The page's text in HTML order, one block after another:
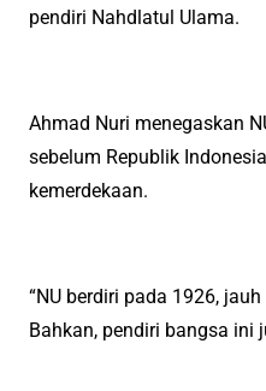
pendiri Nahdlatul Ulama.
Ahmad Nuri menegaskan
sebelum Republik
kemerdekaan.
“NU berdiri pada 1926,
Bahkan, pendiri bangsa ini